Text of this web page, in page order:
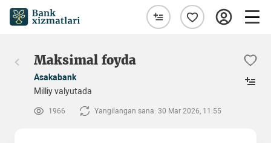
Maksimal foyda
Asakabank
Milliy valyutada
1966 Yangilangan sana: 30 Mar 2026, 11:55